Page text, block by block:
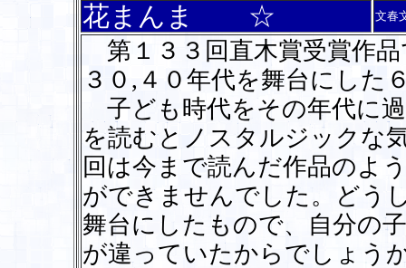
花まんま ☆ 文春
第１３３回直木賞受賞作
３０,４０年代を舞台にした
子ども時代をその年代に
を読むとノスタルジックな
回は今まで読んだ作品のよ
ができませんでした。どう
舞台にしたもので、自分の
が違っていたからでしょう